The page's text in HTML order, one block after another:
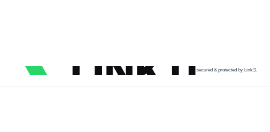
secured & protected by Link11